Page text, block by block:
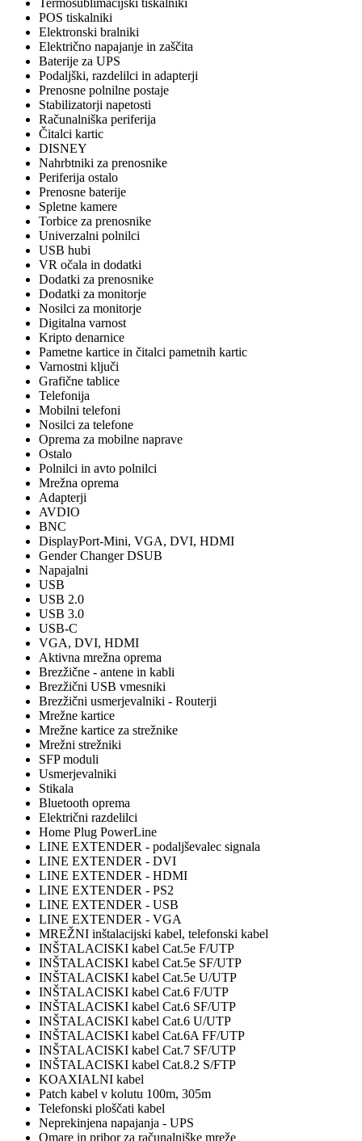
Termosublimacijski tiskalniki
POS tiskalniki
Elektronski bralniki
Električno napajanje in zaščita
Baterije za UPS
Podaljški, razdelilci in adapterji
Prenosne polnilne postaje
Stabilizatorji napetosti
Računalniška periferija
Čitalci kartic
DISNEY
Nahrbtniki za prenosnike
Periferija ostalo
Prenosne baterije
Spletne kamere
Torbice za prenosnike
Univerzalni polnilci
USB hubi
VR očala in dodatki
Dodatki za prenosnike
Dodatki za monitorje
Nosilci za monitorje
Digitalna varnost
Kripto denarnice
Pametne kartice in čitalci pametnih kartic
Varnostni ključi
Grafične tablice
Telefonija
Mobilni telefoni
Nosilci za telefone
Oprema za mobilne naprave
Ostalo
Polnilci in avto polnilci
Mrežna oprema
Adapterji
AVDIO
BNC
DisplayPort-Mini, VGA, DVI, HDMI
Gender Changer DSUB
Napajalni
USB
USB 2.0
USB 3.0
USB-C
VGA, DVI, HDMI
Aktivna mrežna oprema
Brezžične - antene in kabli
Brezžični USB vmesniki
Brezžični usmerjevalniki - Routerji
Mrežne kartice
Mrežne kartice za strežnike
Mrežni strežniki
SFP moduli
Usmerjevalniki
Stikala
Bluetooth oprema
Električni razdelilci
Home Plug PowerLine
LINE EXTENDER - podaljševalec signala
LINE EXTENDER - DVI
LINE EXTENDER - HDMI
LINE EXTENDER - PS2
LINE EXTENDER - USB
LINE EXTENDER - VGA
MREŽNI inštalacijski kabel, telefonski kabel
INŠTALACISKI kabel Cat.5e F/UTP
INŠTALACISKI kabel Cat.5e SF/UTP
INŠTALACISKI kabel Cat.5e U/UTP
INŠTALACISKI kabel Cat.6 F/UTP
INŠTALACISKI kabel Cat.6 SF/UTP
INŠTALACISKI kabel Cat.6 U/UTP
INŠTALACISKI kabel Cat.6A FF/UTP
INŠTALACISKI kabel Cat.7 SF/UTP
INŠTALACISKI kabel Cat.8.2 S/FTP
KOAXIALNI kabel
Patch kabel v kolutu 100m, 305m
Telefonski ploščati kabel
Neprekinjena napajanja - UPS
Omare in pribor za računalniške mreže